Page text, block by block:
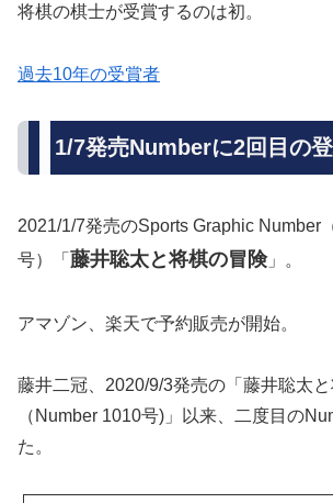
将棋の棋士が受賞するのは初。
過去10年の受賞者
1/7発売Numberに2回目の
2021/1/7発売のSports Graphic Number
号）「 藤井聡太と将棋の冒険」。
アマゾン、楽天で予約販売が開始。
藤井二冠、2020/9/3発売の「藤井聡太
（Number 1010号)」以来、二度目の
た。